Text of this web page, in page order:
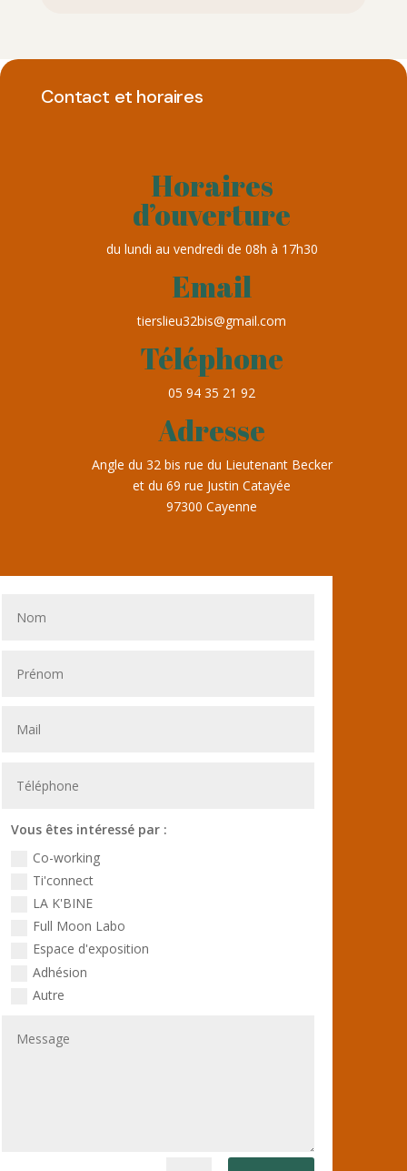
Contact et horaires
Horaires
d’ouverture
du lundi au vendredi de 08h à 17h30
Email
tierslieu32bis@gmail.com
Téléphone
05 94 35 21 92
Adresse
Angle du 32 bis rue du Lieutenant Becker
et du 69 rue Justin Catayée
97300 Cayenne
Vous êtes intéressé par :
Co-working
Ti'connect
LA K'BINE
Full Moon Labo
Espace d'exposition
Adhésion
Autre